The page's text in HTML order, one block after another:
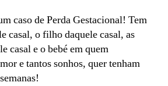
caso de Perda Gestacional! Tem
casal, o filho daquele casal, as
casal e o bebé em quem
e tantos sonhos, quer tenham